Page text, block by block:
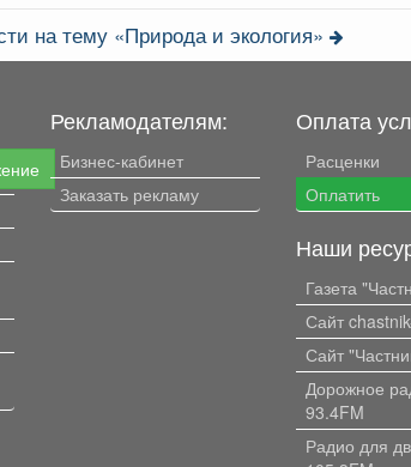
на тему «Природа и экология»
Рекламодателям:
Бизнес-кабинет
Заказать рекламу
Оплата
Расценки
Оплатить
Наши
Газета
Сайт
Сайт
Дорожное
93.4FM
Радио для